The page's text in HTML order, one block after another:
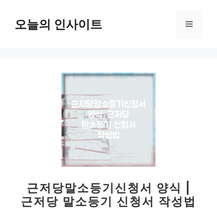
오늘의 인사이트 메
근저당말소등기신청서 양식 |
근저당 말소등기 신청서 작성법